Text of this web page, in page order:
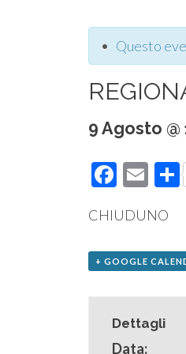
Questo
9 Agosto @
CHIUDUNO
+ GOOGLE
Dettagli
Data: